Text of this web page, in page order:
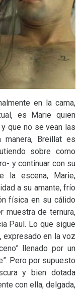
en la cama,
es Marie quien
que no se vean las
manera, Breillat es
sobre como
y continuar con su
la escena, Marie,
a su amante, frío
física en su cálido
muestra de ternura,
Paul. Lo que sigue
en la voz
llenado por un
Pero por supuesto
y bien dotada
con ella, delgada,